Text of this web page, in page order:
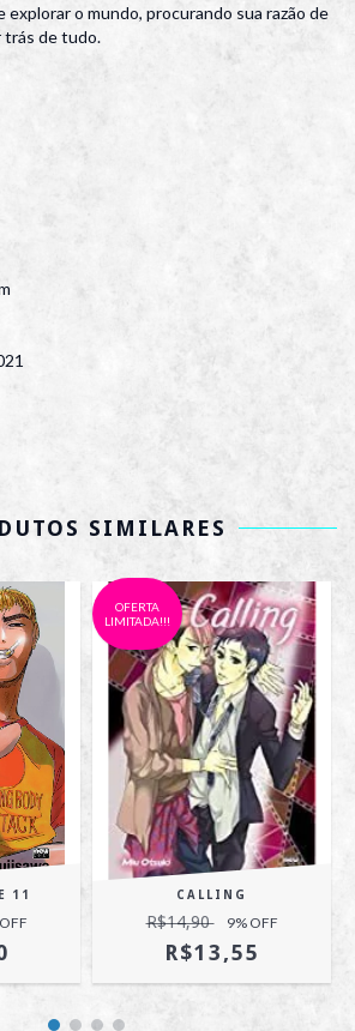
explorar o mundo, procurando sua razão de
trás de tudo.
SIMILARES
11
OFERTA
LIMITADA!!!
CALLING
R$14,90 9% OFF
R$13,55